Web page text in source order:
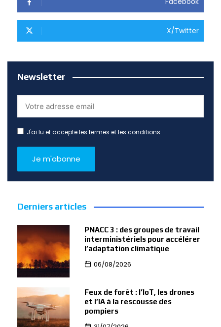
X/Twitter
Newsletter
J'ai lu et accepte les termes et les conditions
Derniers articles
PNACC 3 : des groupes de travail
interministériels pour accélérer
l’adaptation climatique
06/08/2026
Feux de forêt : l’IoT, les drones
et l’IA à la rescousse des
pompiers